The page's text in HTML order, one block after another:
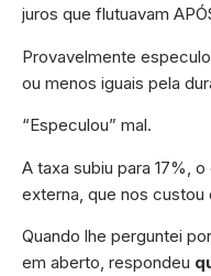
juros que flutuavam
Provavelmente
ou menos iguais pela
“Especulou” mal.
A taxa subiu para 17%,
externa, que nos
Quando lhe perguntei
em aberto, respondeu